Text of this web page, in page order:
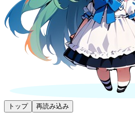
トップ 再読み込み